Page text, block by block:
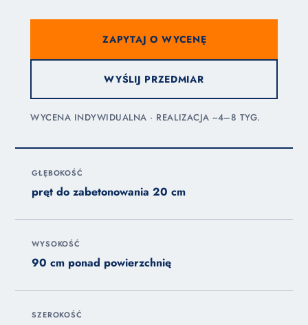
ZAPYTAJ O WYCENĘ
WYŚLIJ PRZEDMIAR
WYCENA INDYWIDUALNA · REALIZACJA ~4–8 TYG.
GŁĘBOKOŚĆ
pręt do zabetonowania 20 cm
WYSOKOŚĆ
90 cm ponad powierzchnię
SZEROKOŚĆ